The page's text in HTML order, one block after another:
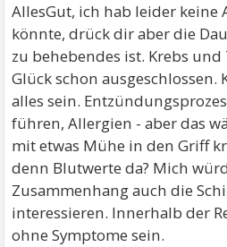
AllesGut, ich hab leider keine
könnte, drück dir aber die
zu behebendes ist. Krebs
Glück schon
alles sein.
führen, Allergien - aber das
mit etwas Mühe in den Griff
denn Blutwerte da? Mich
Zusammenhang auch die
interessieren. Innerhalb der
ohne Symptome sein.